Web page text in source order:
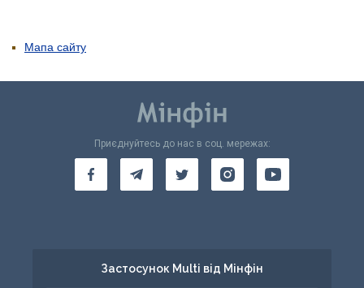
Мапа сайту
Приєднуйтесь до нас в соц. мережах:
Застосунок Multi від Мінфін